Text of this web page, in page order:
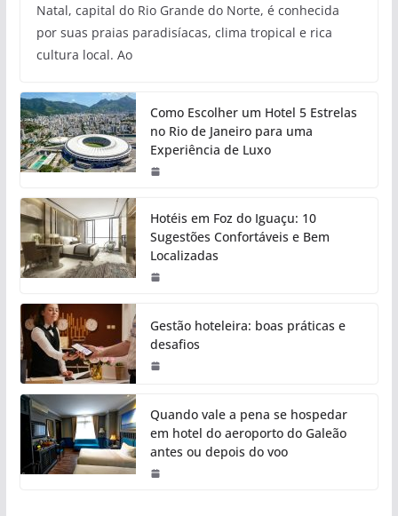
Natal, capital do Rio Grande do Norte, é conhecida
por suas praias paradisíacas, clima tropical e rica
cultura local. Ao
Como Escolher um Hotel 5 Estrelas
no Rio de Janeiro para uma
Experiência de Luxo
Hotéis em Foz do Iguaçu: 10
Sugestões Confortáveis e Bem
Localizadas
Gestão hoteleira: boas práticas e
desafios
Quando vale a pena se hospedar
em hotel do aeroporto do Galeão
antes ou depois do voo